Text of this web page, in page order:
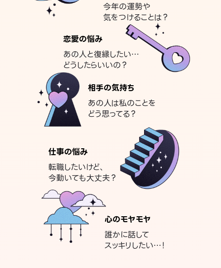
今年の運勢や
気をつけることは？
恋愛の悩み
あの人と復縁したい…
どうしたらいいの？
相手の気持ち
あの人は私のことを
どう思ってる？
仕事の悩み
転職したいけど、
今動いても大丈夫？
心のモヤモヤ
誰かに話して
スッキリしたい…！